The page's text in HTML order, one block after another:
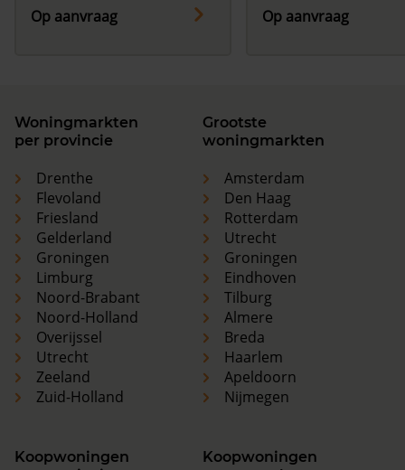
Op aanvraag
Op aanvraag
Woningmarkten
per provincie
Drenthe
Flevoland
Friesland
Gelderland
Groningen
Limburg
Noord-Brabant
Noord-Holland
Overijssel
Utrecht
Zeeland
Zuid-Holland
Grootste
woningmarkten
Amsterdam
Den Haag
Rotterdam
Utrecht
Groningen
Eindhoven
Tilburg
Almere
Breda
Haarlem
Apeldoorn
Nijmegen
Koopwoningen
Koopwoningen